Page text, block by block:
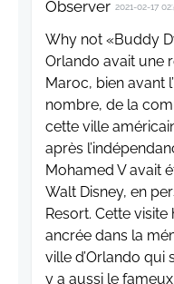
Observer 2021-02-17
Why not «Buddy
Orlando avait une
Maroc, bien avant
nombre, de la
cette ville
après
Mohamed V avait
Walt Disney, en
Resort. Cette
ancrée dans la
ville d’Orlando qui
y a aussi le